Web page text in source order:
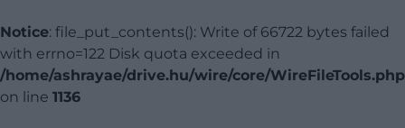
Notice: file_put_contents(): Write of 66722 bytes failed
with errno=122 Disk quota exceeded in
/home/ashrayae/drive.hu/wire/core/WireFileTools.php
on line 1136